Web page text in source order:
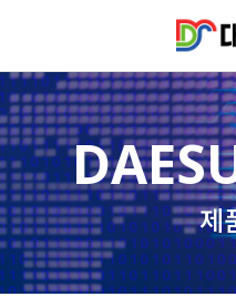
제